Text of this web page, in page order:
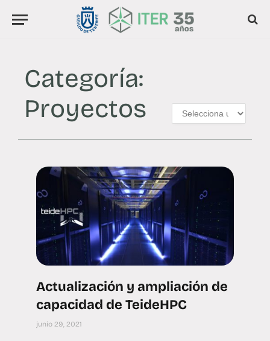
Categoría:
Proyectos
Actualización y ampliación de
capacidad de TeideHPC
junio 29, 2021